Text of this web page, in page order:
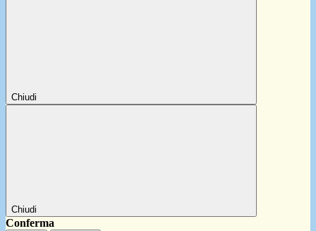
Chiudi
Chiudi
Conferma